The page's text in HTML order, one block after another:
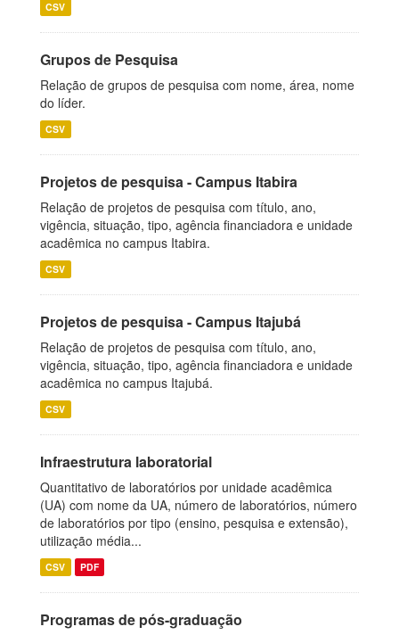
CSV
Grupos de Pesquisa
Relação de grupos de pesquisa com nome, área, nome
do líder.
CSV
Projetos de pesquisa - Campus Itabira
Relação de projetos de pesquisa com título, ano,
vigência, situação, tipo, agência financiadora e unidade
acadêmica no campus Itabira.
CSV
Projetos de pesquisa - Campus Itajubá
Relação de projetos de pesquisa com título, ano,
vigência, situação, tipo, agência financiadora e unidade
acadêmica no campus Itajubá.
CSV
Infraestrutura laboratorial
Quantitativo de laboratórios por unidade acadêmica
(UA) com nome da UA, número de laboratórios, número
de laboratórios por tipo (ensino, pesquisa e extensão),
utilização média...
CSV PDF
Programas de pós-graduação